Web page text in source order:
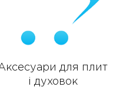
для плит
і духовок